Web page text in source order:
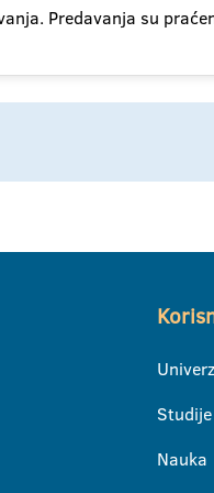
Predavanja su
Studije
Nauka